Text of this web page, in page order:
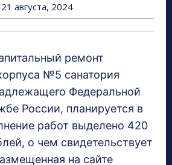
21 августа, 2024
ремонт
№5 санатория
Федеральной
России, планируется в
работ выделено 420
о чем свидетельствует
на сайте